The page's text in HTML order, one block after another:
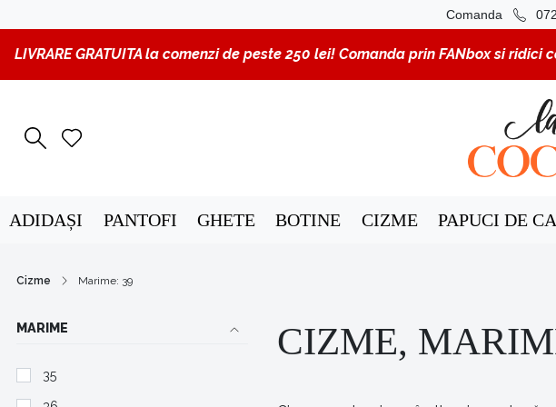
Comanda
LIVRARE GRATUITA la comenzi de peste 250 lei! Comanda prin FANbox si ridici
ADIDAȘI PANTOFI GHETE BOTINE CIZME PAPUCI DE
Cizme Marime: 39
MARIME
35
CIZME,